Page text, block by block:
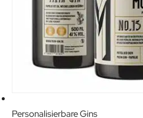
Personalisierbare Gins